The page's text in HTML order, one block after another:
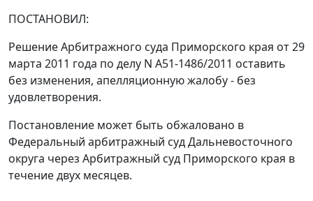
ПОСТАНОВИЛ:
Решение Арбитражного суда Приморского края от 29
марта 2011 года по делу N А51-1486/2011 оставить
без изменения, апелляционную жалобу - без
удовлетворения.
Постановление может быть обжаловано в
Федеральный арбитражный суд Дальневосточного
округа через Арбитражный суд Приморского края в
течение двух месяцев.